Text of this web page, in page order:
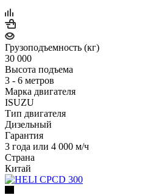
Грузоподъемность (кг)
30 000
Высота подъема
3 - 6 метров
Марка двигателя
ISUZU
Тип двигателя
Дизельный
Гарантия
3 года или 4 000 м/ч
Страна
Китай